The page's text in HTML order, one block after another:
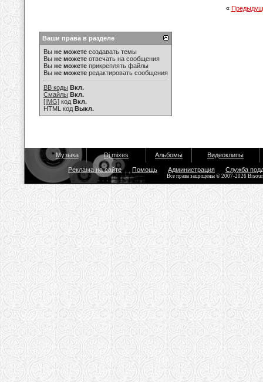
«
Ваши права в разделе
Вы не можете создавать темы
Вы не можете отвечать на сообщения
Вы не можете прикреплять файлы
Вы не можете редактировать сообщения
BB коды Вкл.
Смайлы Вкл.
[IMG] код Вкл.
HTML код Выкл.
Музыка Dj mixes Альбомы Видеоклипы
Реклама на сайте Помощь Администрация Служба
Все права защищены © 2007-2026